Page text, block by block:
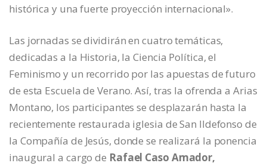
histórica y una fuerte proyección internacional».
Las jornadas se dividirán en cuatro temáticas,
dedicadas a la Historia, la Ciencia Política, el
Feminismo y un recorrido por las apuestas de futuro
de esta Escuela de Verano. Así, tras la ofrenda a Arias
Montano, los participantes se desplazarán hasta la
recientemente restaurada iglesia de San Ildefonso de
la Compañía de Jesús, donde se realizará la ponencia
inaugural a cargo de Rafael Caso Amador,